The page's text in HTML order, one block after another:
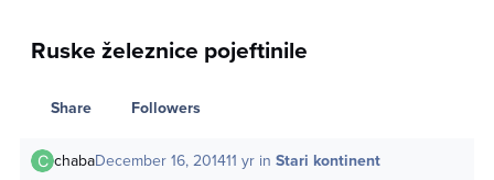
Ruske železnice pojeftinile
Share Followers
chabaDecember 16, 201411 yr inStari kontinent